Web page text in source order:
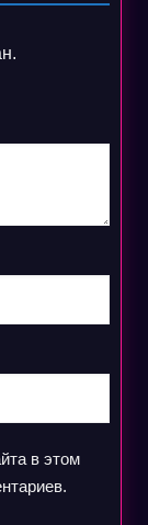
в этом